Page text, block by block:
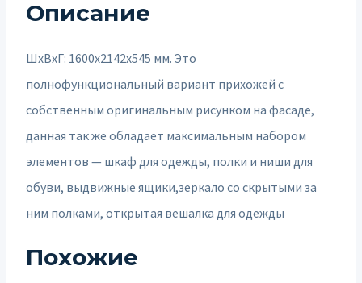
Описание
ШxВxГ: 1600x2142x545 мм. Это
полнофункциональный вариант прихожей с
собственным оригинальным рисунком на фасаде,
данная так же обладает максимальным набором
элементов — шкаф для одежды, полки и ниши для
обуви, выдвижные ящики,зеркало со скрытыми за
ним полками, открытая вешалка для одежды
Похожие